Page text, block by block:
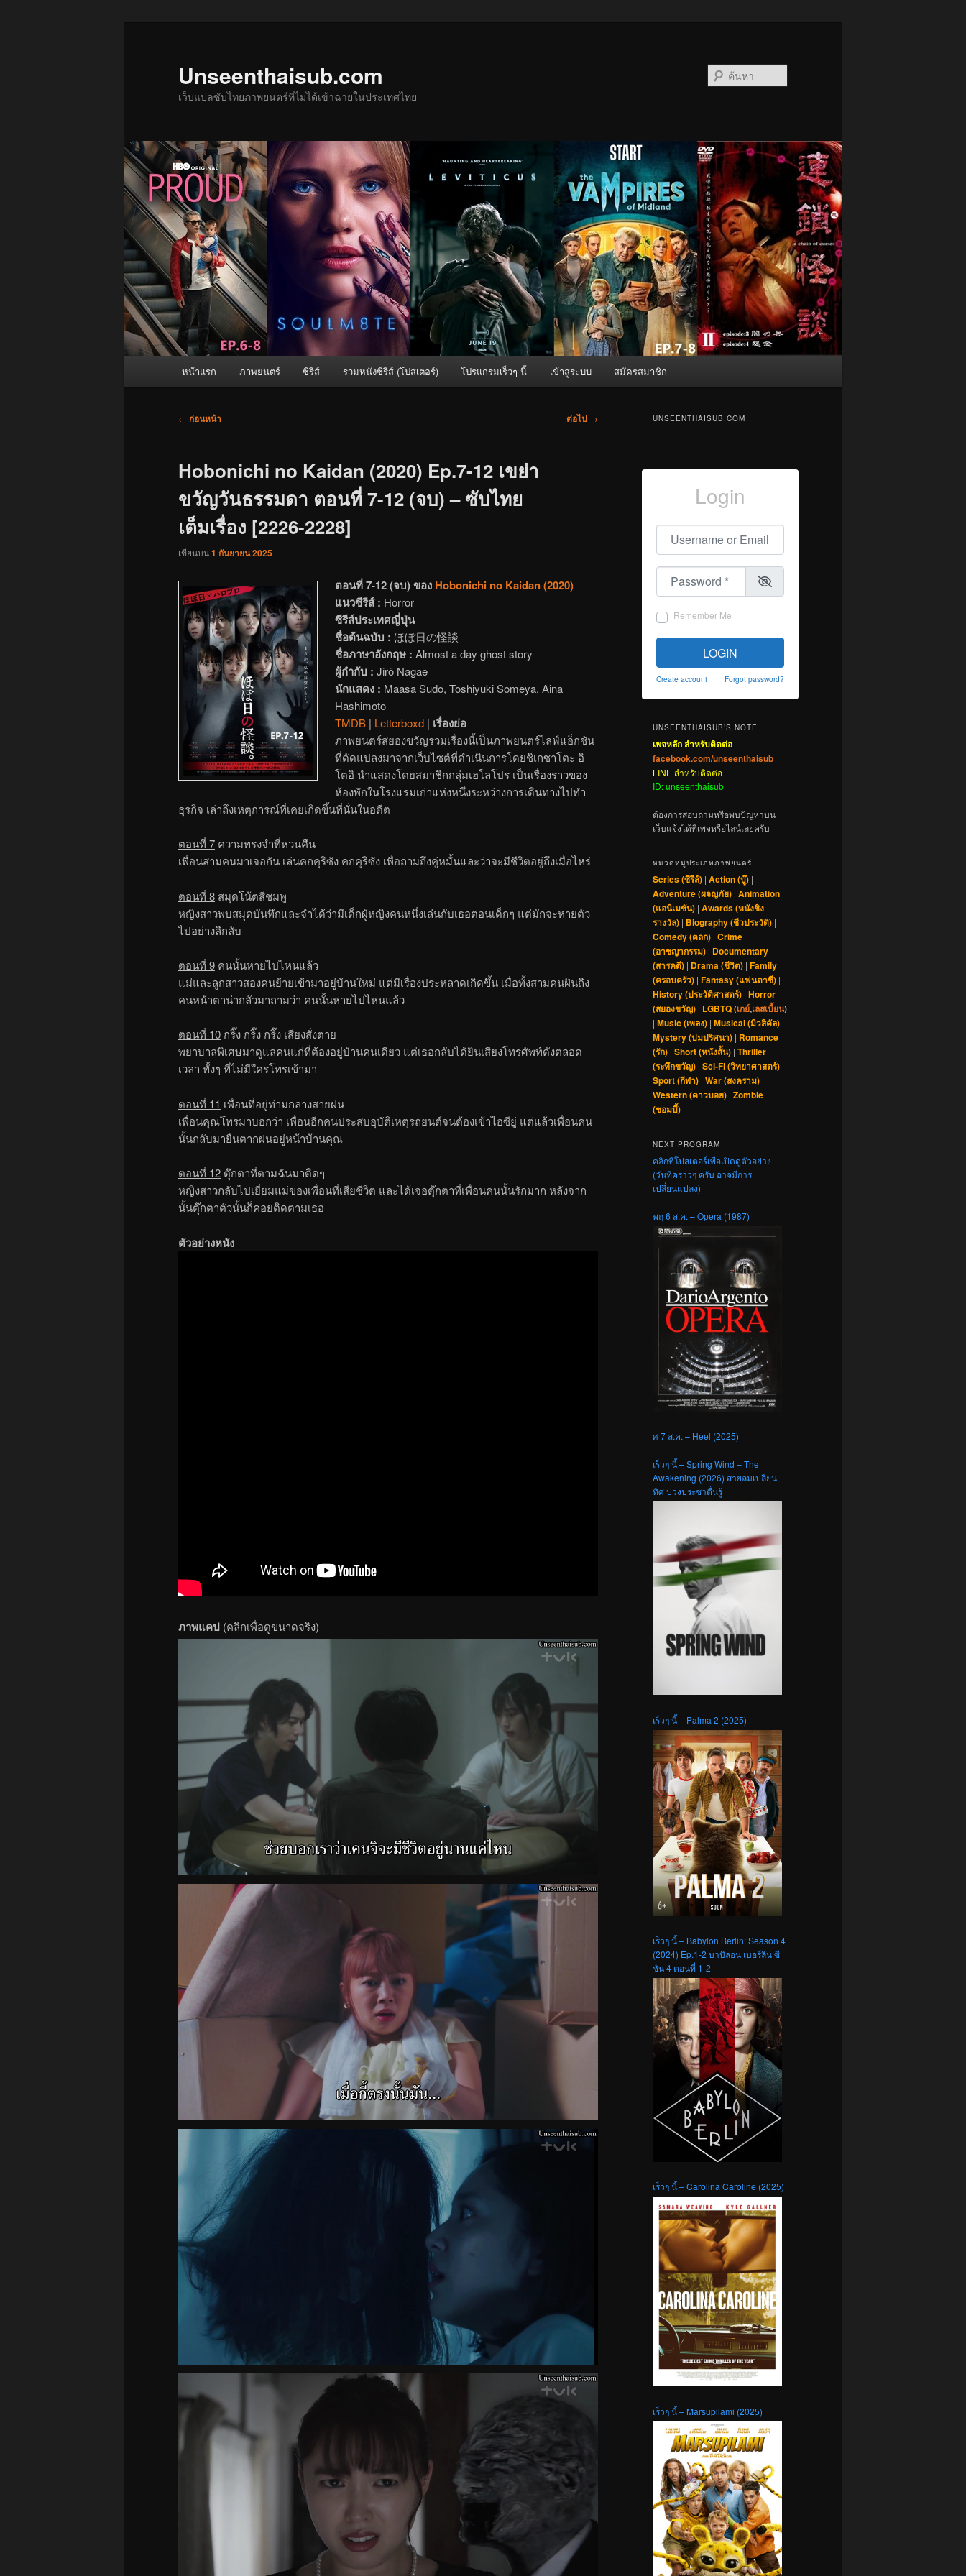
Unseenthaisub.com
เว็บแปลซับไทยภาพยนตร์ที่ไม่ได้เข้าฉายในประเทศไทย
หน้าแรก ภาพยนตร์ ซีรีส์ รวมหนังซีรีส์ (โปสเตอร์) โปรแกรมเร็วๆ นี้ เข้าสู่ระบบ สมัครสมาชิก
เมนู
← ก่อนหน้า ต่อไป →
Hobonichi no Kaidan (2020) Ep.7-12 เขย่า
ขวัญวันธรรมดา ตอนที่ 7-12 (จบ) – ซับไทย
เต็มเรื่อง [2226-2228]
เขียนบน1 กันยายน 2025
ตอนที่ 7-12 (จบ) ของ Hobonichi no Kaidan (2020)
แนวซีรีส์ : Horror
ซีรีส์ประเทศญี่ปุ่น
ชื่อต้นฉบับ : ほぼ日の怪談
ชื่อภาษาอังกฤษ : Almost a day ghost story
ผู้กำกับ : Jirô Nagae
นักแสดง : Maasa Sudo, Toshiyuki Someya, Aina
Hashimoto
TMDB | Letterboxd | เรื่องย่อ
ภาพยนตร์สยองขวัญรวมเรื่องนี้เป็นภาพยนตร์ไลฟ์แอ็กชัน
ที่ดัดแปลงมาจากเว็บไซต์ที่ดำเนินการโดยชิเกซาโตะ อิ
โตอิ นำแสดงโดยสมาชิกกลุ่มเฮโลโปร เป็นเรื่องราวของ
ห้องพักในโรงแรมเก่าแห่งหนึ่งระหว่างการเดินทางไปทำ
ธุรกิจ เล่าถึงเหตุการณ์ที่เคยเกิดขึ้นที่นั่นในอดีต
ตอนที่ 7 ความทรงจำที่หวนคืน
เพื่อนสามคนมาเจอกัน เล่นคกคุริซัง คกคุริซัง เพื่อถามถึงคู่หมั้นและว่าจะมีชีวิตอยู่ถึงเมื่อไหร่
ตอนที่ 8 สมุดโน้ตสีชมพู
หญิงสาวพบสมุดบันทึกและจำได้ว่ามีเด็กผู้หญิงคนหนึ่งเล่นกับเธอตอนเด็กๆ แต่มักจะหายตัว
ไปอย่างลึกลับ
ตอนที่ 9 คนนั้นหายไปไหนแล้ว
แม่และลูกสาวสองคนย้ายเข้ามาอยู่บ้านใหม่ แต่มีเรื่องประหลาดเกิดขึ้น เมื่อทั้งสามคนฝันถึง
คนหน้าตาน่ากลัวมาถามว่า คนนั้นหายไปไหนแล้ว
ตอนที่ 10 กริ๊ง กริ๊ง กริ๊ง เสียงสั่งตาย
พยาบาลพิเศษมาดูแลคนแก่ที่ต้องอยู่บ้านคนเดียว แต่เธอกลับได้ยินเสียงโทรศัพท์ดังตลอด
เวลา ทั้งๆ ที่ไม่มีใครโทรเข้ามา
ตอนที่ 11 เพื่อนที่อยู่ท่ามกลางสายฝน
เพื่อนคุณโทรมาบอกว่า เพื่อนอีกคนประสบอุบัติเหตุรถยนต์จนต้องเข้าไอซียู่ แต่แล้วเพื่อนคน
นั้นกลับมายืนตากฝนอยู่หน้าบ้านคุณ
ตอนที่ 12 ตุ๊กตาที่ตามฉันมาติดๆ
หญิงสาวกลับไปเยี่ยมแม่ของเพื่อนที่เสียชีวิต และได้เจอตุ๊กตาที่เพื่อนคนนั้นรักมาก หลังจาก
นั้นตุ๊กตาตัวนั้นก็คอยติดตามเธอ
ตัวอย่างหนัง
ภาพแคป (คลิกเพื่อดูขนาดจริง)
UNSEENTHAISUB.COM
Login
Username or Email
Password
Remember Me
LOGIN
Create account Forgot password?
UNSEENTHAISUB’S NOTE
เพจหลัก สำหรับติดต่อ
facebook.com/unseenthaisub
LINE สำหรับติดต่อ
ID: unseenthaisub
ต้องการสอบถามหรือพบปัญหาบน
เว็บแจ้งได้ที่เพจหรือไลน์เลยครับ
หมวดหมู่ประเภทภาพยนตร์
Series (ซีรีส์) | Action (บู๊) |
Adventure (ผจญภัย) | Animation
(แอนิเมชัน) | Awards (หนังชิง
รางวัล) | Biography (ชีวประวัติ) |
Comedy (ตลก) | Crime
(อาชญากรรม) | Documentary
(สารคดี) | Drama (ชีวิต) | Family
(ครอบครัว) | Fantasy (แฟนตาซี) |
History (ประวัติศาสตร์) | Horror
(สยองขวัญ) | LGBTQ (เกย์,เลสเบี้ยน)
| Music (เพลง) | Musical (มิวสิคัล) |
Mystery (ปมปริศนา) | Romance
(รัก) | Short (หนังสั้น) | Thriller
(ระทึกขวัญ) | Sci-Fi (วิทยาศาสตร์) |
Sport (กีฬา) | War (สงคราม) |
Western (คาวบอย) | Zombie
(ซอมบี้)
NEXT PROGRAM
คลิกที่โปสเตอร์เพื่อเปิดดูตัวอย่าง
(วันที่คร่าวๆ ครับ อาจมีการ
เปลี่ยนแปลง)
พฤ 6 ส.ค. – Opera (1987)
ศ 7 ส.ค. – Heel (2025)
เร็วๆ นี้ – Spring Wind – The
Awakening (2026) สายลมเปลี่ยน
ทิศ ปวงประชาตื่นรู้
เร็วๆ นี้ – Palma 2 (2025)
เร็วๆ นี้ – Babylon Berlin: Season 4
(2024) Ep.1-2 บาบิลอน เบอร์ลิน ซี
ซัน 4 ตอนที่ 1-2
เร็วๆ นี้ – Carolina Caroline (2025)
เร็วๆ นี้ – Marsupilami (2025)